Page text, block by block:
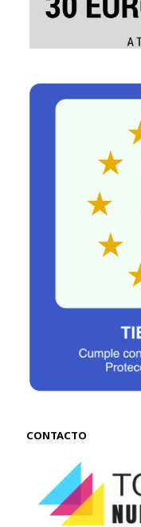
CONTACTO